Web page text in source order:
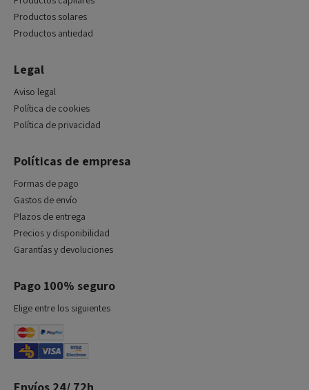
Productos solares
Productos antiedad
Legal
Aviso legal
Política de cookies
Política de privacidad
Políticas de empresa
Formas de pago
Gastos de envío
Plazos de entrega
Precios y disponibilidad
Garantías y devoluciones
Pago 100% seguro
Elige entre los siguientes
Envíos 24/ 72h